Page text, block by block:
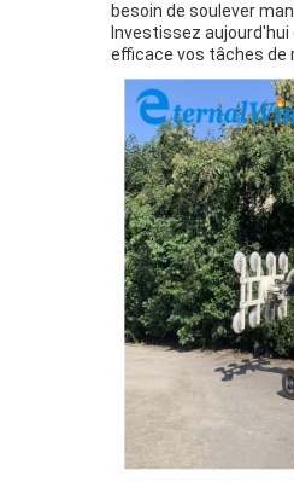
besoin de soulever
Investissez
efficace vos tâches de